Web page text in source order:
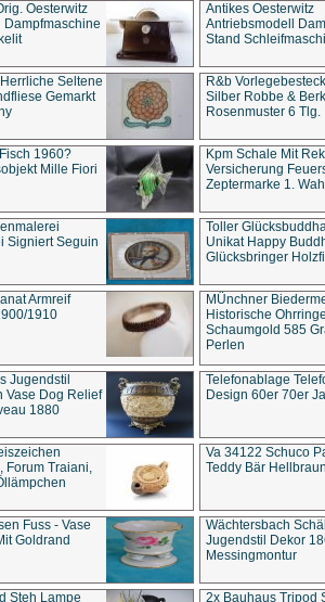
Oesterwitz
Antikes Oesterwitz
Antriebsmodell
Stand
Seltene
Gemarkt
R&b
Silber Robbe &
Rosenmuster 6 Tlg.
1960?
Mille Fiori
Kpm Schale Mit
Versicherung
Zeptermarke 1. Wahl
Signiert Seguin
Toller
Unikat Happy
Glücksbringer
Armreif
1910
MÜnchner
Historische Ohrringe
Schaumgold 585
Perlen
Jugendstil
Vase Dog Relief
1880
Telefonablage
Design 60er 70er
Forum Traiani,
Va 34122 Schuco
Teddy Bär Hellbraun
Fuss - Vase
Goldrand
Wächtersbach
Jugendstil Dekor
Messingmontur
Steh Lampe
2x Bauhaus Tripod